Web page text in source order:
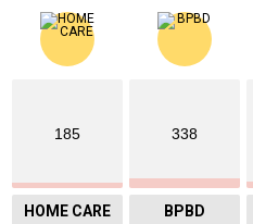
185
HOME CARE
338
BPBD